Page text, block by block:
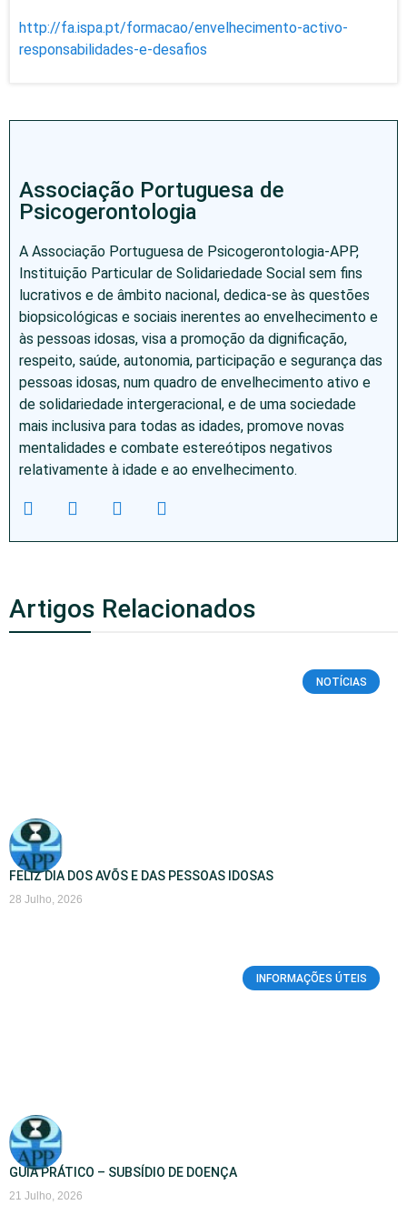
http://fa.ispa.pt/formacao/envelhecimento-activo-
responsabilidades-e-desafios
Associação Portuguesa de
Psicogerontologia
A Associação Portuguesa de Psicogerontologia-APP,
Instituição Particular de Solidariedade Social sem fins
lucrativos e de âmbito nacional, dedica-se às questões
biopsicológicas e sociais inerentes ao envelhecimento e
às pessoas idosas, visa a promoção da dignificação,
respeito, saúde, autonomia, participação e segurança das
pessoas idosas, num quadro de envelhecimento ativo e
de solidariedade intergeracional, e de uma sociedade
mais inclusiva para todas as idades, promove novas
mentalidades e combate estereótipos negativos
relativamente à idade e ao envelhecimento.
Artigos Relacionados
NOTÍCIAS
FELIZ DIA DOS AVÕS E DAS PESSOAS IDOSAS
28 Julho, 2026
INFORMAÇÕES ÚTEIS
GUIA PRÁTICO – SUBSÍDIO DE DOENÇA
21 Julho, 2026